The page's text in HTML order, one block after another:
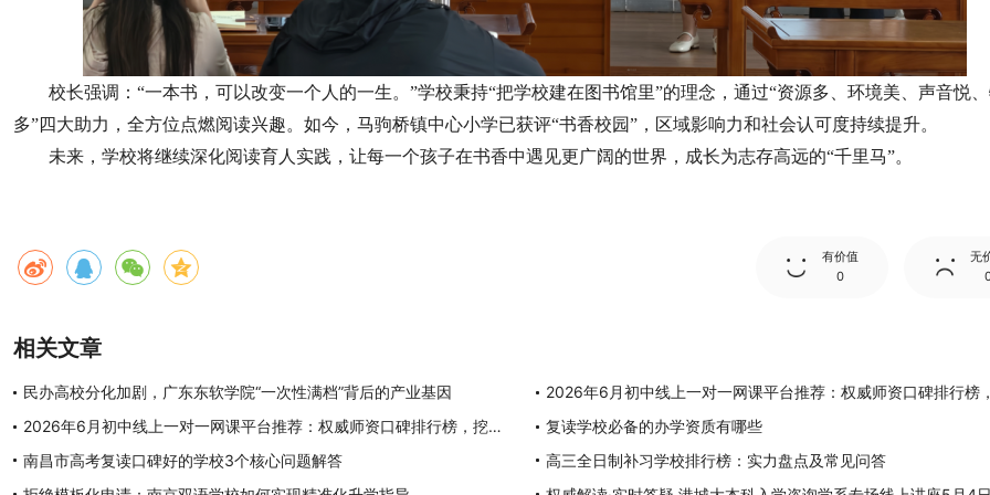
校长强调：“一本书，可以改变一个人的一生。”学校秉持“把学校建在图书馆里”的理念，通过“资源多、环境美、声音悦
多”四大助力，全方位点燃阅读兴趣。如今，马驹桥镇中心小学已获评“书香校园”，区域影响力和社会认可度持续提升。
未来，学校将继续深化阅读育人实践，让每一个孩子在书香中遇见更广阔的世界，成长为志存高远的“千里马”。
有价值
0
无
相关文章
民办高校分化加剧，广东东软学院“一次性满档”背后的产业基因
2026年6月初中线上一对一网课平台推荐：权威师资口碑排行榜，挖掘潜力突破学科上限
复读学校必备的办学资质有哪些
南昌市高考复读口碑好的学校3个核心问题解答
高三全日制补习学校排行榜：实力盘点及常见问答